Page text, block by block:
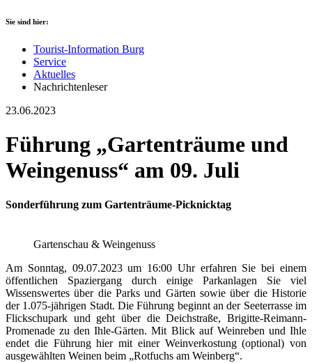
Sie sind hier:
Tourist-Information Burg
Service
Aktuelles
Nachrichtenleser
23.06.2023
Führung „Gartenträume und
Weingenuss“ am 09. Juli
Sonderführung zum Gartenträume-Picknicktag
Gartenschau & Weingenuss
Am Sonntag, 09.07.2023 um 16:00 Uhr erfahren Sie bei einem
öffentlichen Spaziergang durch einige Parkanlagen Sie viel
Wissenswertes über die Parks und Gärten sowie über die Historie
der 1.075-jährigen Stadt. Die Führung beginnt an der Seeterrasse im
Flickschupark und geht über die Deichstraße, Brigitte-Reimann-
Promenade zu den Ihle-Gärten. Mit Blick auf Weinreben und Ihle
endet die Führung hier mit einer Weinverkostung (optional) von
ausgewählten Weinen beim „Rotfuchs am Weinberg“.